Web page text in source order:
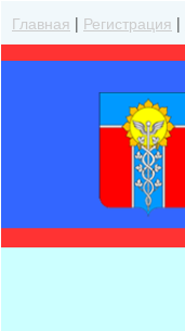
Главная | Регистрация |